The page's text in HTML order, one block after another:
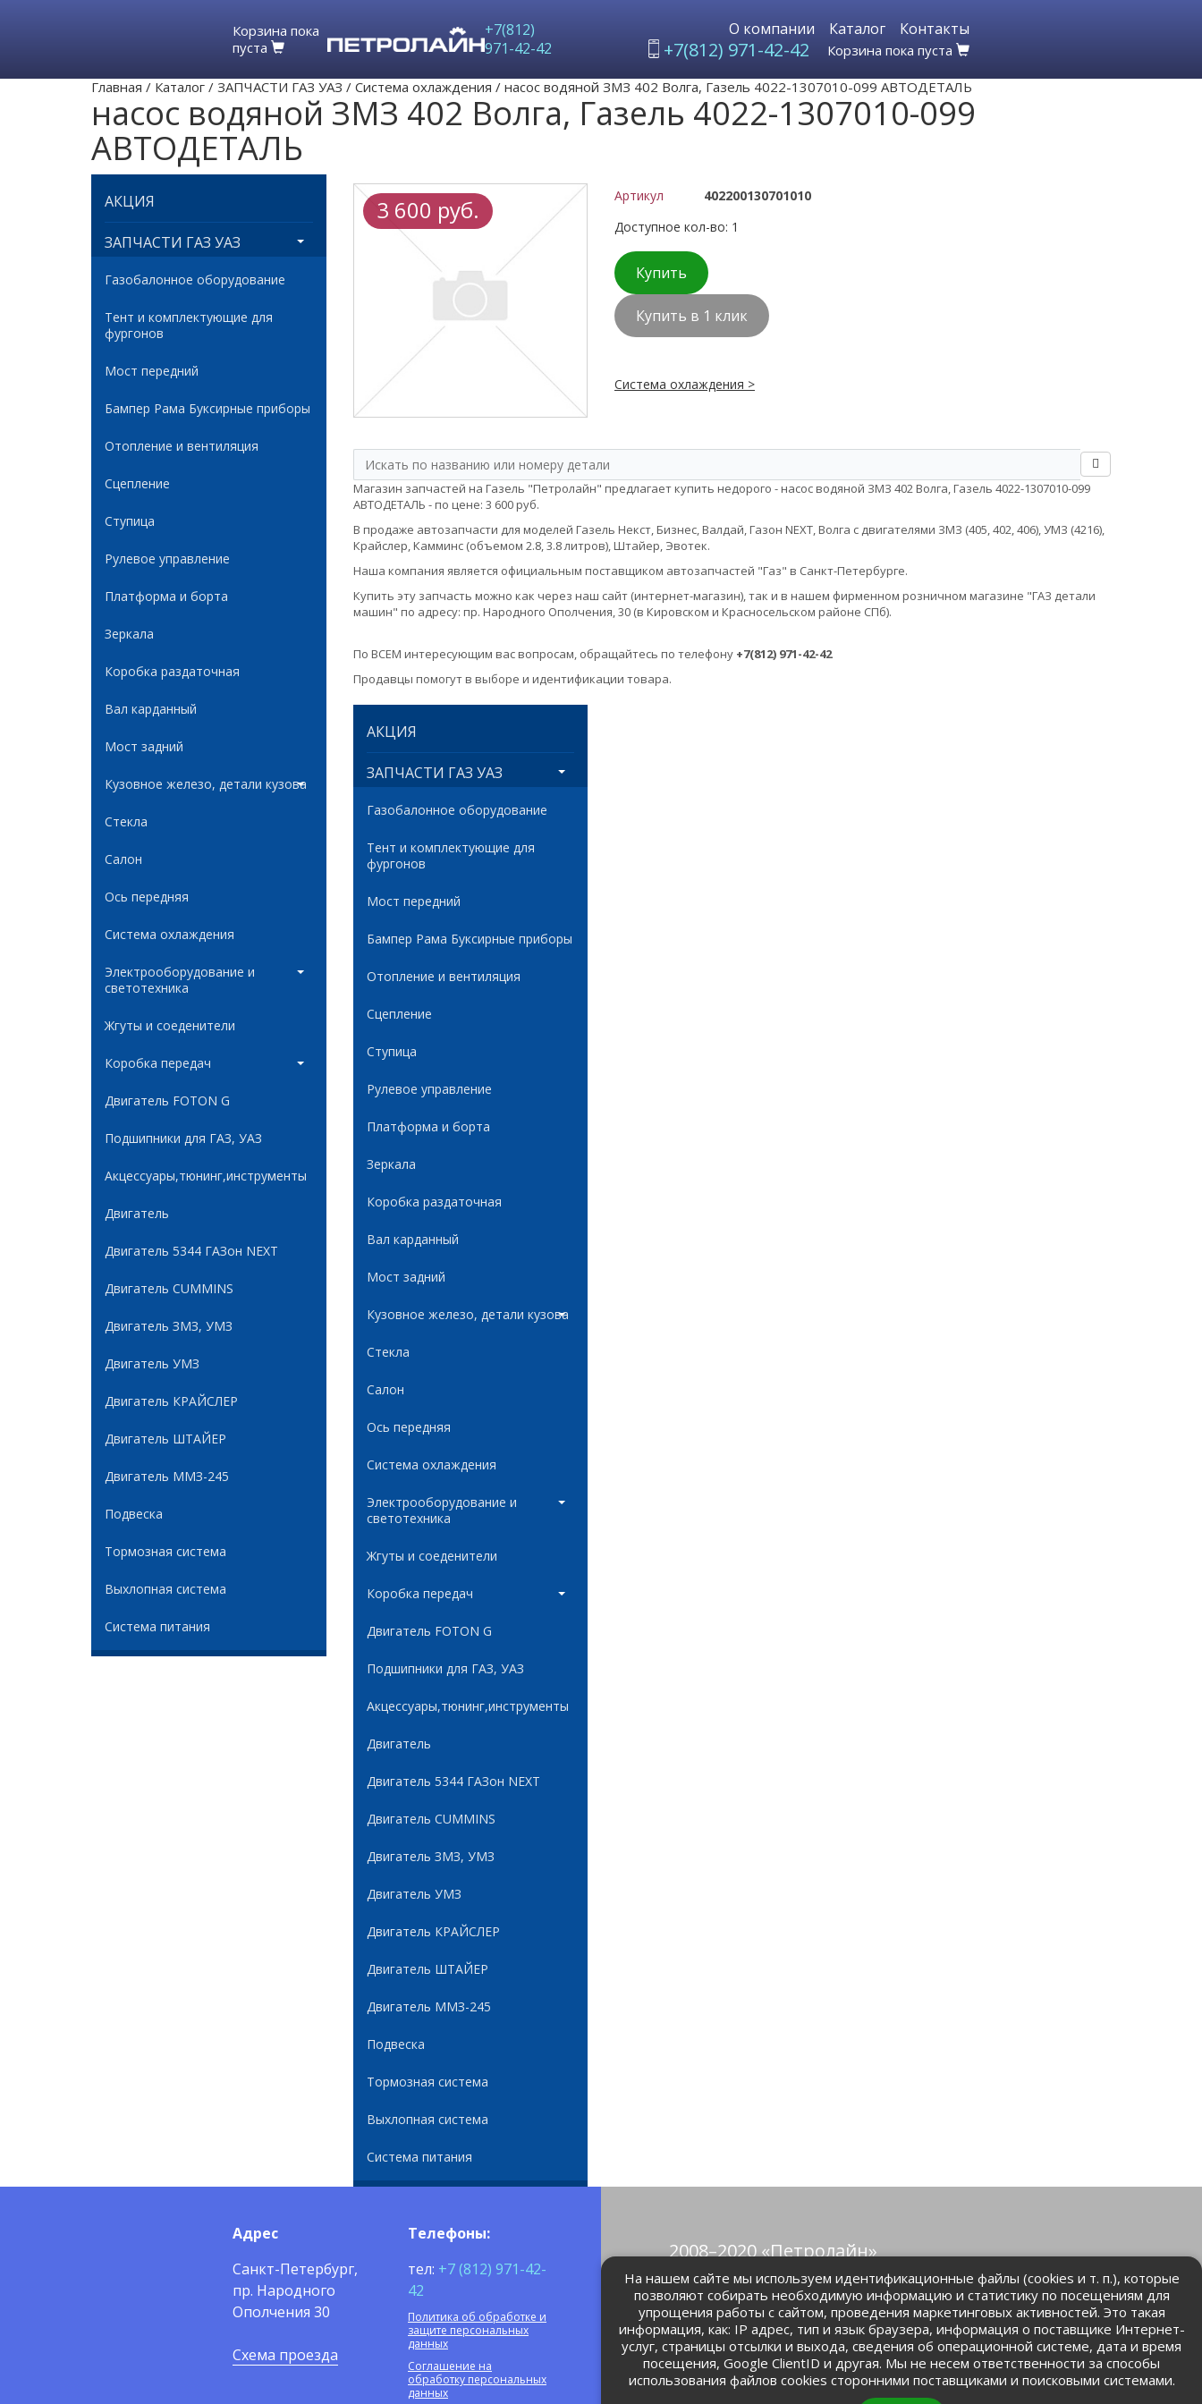
Корзина пока
пуста
+7(812)
971-42-42
О компании Каталог Контакты
+7(812) 971-42-42 Корзина пока пуста
Главная / Каталог / ЗАПЧАСТИ ГАЗ УАЗ / Система охлаждения / насос водяной ЗМЗ 402 Волга, Газель 4022-1307010-099 АВТОДЕТАЛЬ
насос водяной ЗМЗ 402 Волга, Газель 4022-1307010-099
АВТОДЕТАЛЬ
АКЦИЯ
ЗАПЧАСТИ ГАЗ УАЗ
Газобалонное оборудование
Тент и комплектующие для
фургонов
Мост передний
Бампер Рама Буксирные приборы
Отопление и вентиляция
Сцепление
Ступица
Рулевое управление
Платформа и борта
Зеркала
Коробка раздаточная
Вал карданный
Мост задний
Кузовное железо, детали кузова
Стекла
Салон
Ось передняя
Система охлаждения
Электрооборудование и
светотехника
Жгуты и соеденители
Коробка передач
Двигатель FOTON G
Подшипники для ГАЗ, УАЗ
Акцессуары,тюнинг,инструменты
Двигатель
Двигатель 5344 ГАЗон NEXT
Двигатель CUMMINS
Двигатель ЗМЗ, УМЗ
Двигатель УМЗ
Двигатель КРАЙСЛЕР
Двигатель ШТАЙЕР
Двигатель ММЗ-245
Подвеска
Тормозная система
Выхлопная система
Система питания
3 600 руб. Артикул
402200130701010
Доступное кол-во: 1
Купить
Купить в 1 клик
Система охлаждения >
Магазин запчастей на Газель "Петролайн" предлагает купить недорого - насос водяной ЗМЗ 402 Волга, Газель 4022-1307010-099
АВТОДЕТАЛЬ - по цене: 3 600 руб.
В продаже автозапчасти для моделей Газель Некст, Бизнес, Валдай, Газон NEXT, Волга с двигателями ЗМЗ (405, 402, 406), УМЗ (4216),
Крайслер, Камминс (объемом 2.8, 3.8 литров), Штайер, Эвотек.
Наша компания является официальным поставщиком автозапчастей "Газ" в Санкт-Петербурге.
Купить эту запчасть можно как через наш сайт (интернет-магазин), так и в нашем фирменном розничном магазине "ГАЗ детали
машин" по адресу: пр. Народного Ополчения, 30 (в Кировском и Красносельском районе СПб).
По ВСЕМ интересующим вас вопросам, обращайтесь по телефону +7(812) 971-42-42
Продавцы помогут в выборе и идентификации товара.
АКЦИЯ
ЗАПЧАСТИ ГАЗ УАЗ
Газобалонное оборудование
Тент и комплектующие для
фургонов
Мост передний
Бампер Рама Буксирные приборы
Отопление и вентиляция
Сцепление
Ступица
Рулевое управление
Платформа и борта
Зеркала
Коробка раздаточная
Вал карданный
Мост задний
Кузовное железо, детали кузова
Стекла
Салон
Ось передняя
Система охлаждения
Электрооборудование и
светотехника
Жгуты и соеденители
Коробка передач
Двигатель FOTON G
Подшипники для ГАЗ, УАЗ
Акцессуары,тюнинг,инструменты
Двигатель
Двигатель 5344 ГАЗон NEXT
Двигатель CUMMINS
Двигатель ЗМЗ, УМЗ
Двигатель УМЗ
Двигатель КРАЙСЛЕР
Двигатель ШТАЙЕР
Двигатель ММЗ-245
Подвеска
Тормозная система
Выхлопная система
Система питания
Адрес
Санкт-Петербург,
пр. Народного
Ополчения 30
Схема проезда
Телефоны:
тел: +7 (812) 971-42-
42
Политика об обработке и
защите персональных
данных
Соглашение на
обработку персональных
данных
2008–2020 «Петролайн»
© Все права защищены.
petrolain@mail.ru
На нашем сайте мы используем идентификационные файлы (cookies и т. п.), которые
позволяют собирать необходимую информацию и статистику по посещениям для
упрощения работы с сайтом, проведения маркетинговых активностей. Это такая
информация, как: IP адрес, тип и язык браузера, информация о поставщике Интернет-
услуг, страницы отсылки и выхода, сведения об операционной системе, дата и время
посещения, Google ClientID и другая. Мы не несем ответственности за способы
использования файлов cookies сторонними поставщиками и поисковыми системами.